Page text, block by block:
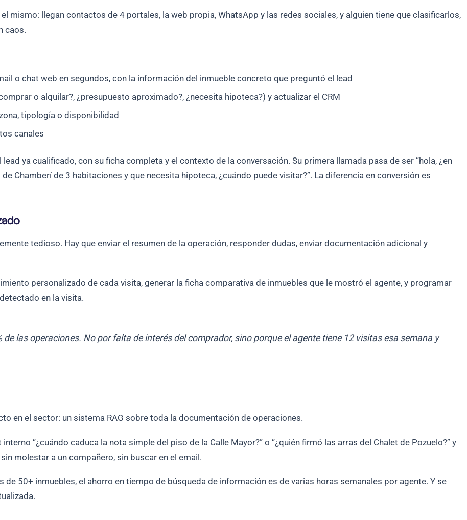
mismo: llegan contactos de 4 portales, la web propia, WhatsApp y las redes sociales, y alguien tiene que clasificarlos,
caos.
o chat web en segundos, con la información del inmueble concreto que preguntó el lead
o alquilar?, ¿presupuesto aproximado?, ¿necesita hipoteca?) y actualizar el CRM
tipología o disponibilidad
canales
ya cualificado, con su ficha completa y el contexto de la conversación. Su primera llamada pasa de ser “hola, ¿en
Chamberí de 3 habitaciones y que necesita hipoteca, ¿cuándo puede visitar?”. La diferencia en conversión es
tedioso. Hay que enviar el resumen de la operación, responder dudas, enviar documentación adicional y
personalizado de cada visita, generar la ficha comparativa de inmuebles que le mostró el agente, y programar
en la visita.
las operaciones. No por falta de interés del comprador, sino porque el agente tiene 12 visitas esa semana y
en el sector: un sistema RAG sobre toda la documentación de operaciones.
“¿cuándo caduca la nota simple del piso de la Calle Mayor?” o “¿quién firmó las arras del Chalet de Pozuelo?” y
molestar a un compañero, sin buscar en el email.
50+ inmuebles, el ahorro en tiempo de búsqueda de información es de varias horas semanales por agente. Y se